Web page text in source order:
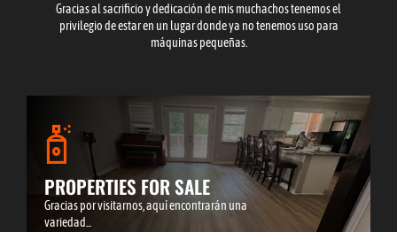
Gracias al sacrificio y dedicación de mis muchachos tenemos el
privilegio de estar en un lugar donde ya no tenemos uso para
máquinas pequeñas.
PROPERTIES FOR SALE
Gracias por visitarnos, aquí encontrarán una
variedad...